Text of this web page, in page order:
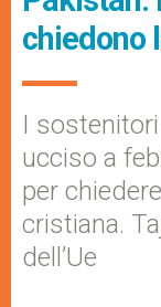
chiedono
I
ucciso a
per
cristiana.
dell’Ue